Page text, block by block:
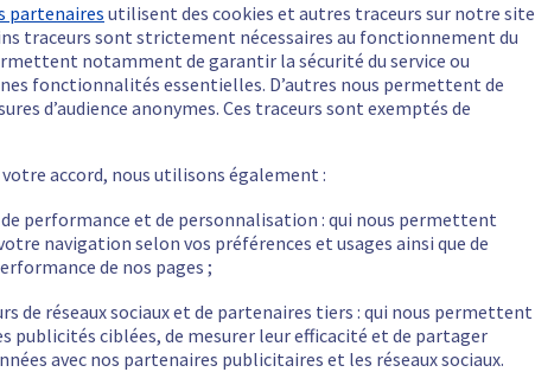
partenaires utilisent des cookies et autres traceurs sur notre site
traceurs sont strictement nécessaires au fonctionnement du
notamment de garantir la sécurité du service ou
fonctionnalités essentielles. D’autres nous permettent de
d’audience anonymes. Ces traceurs sont exemptés de
votre accord, nous utilisons également :
performance et de personnalisation : qui nous permettent
navigation selon vos préférences et usages ainsi que de
de nos pages ;
de réseaux sociaux et de partenaires tiers : qui nous permettent
publicités ciblées, de mesurer leur efficacité et de partager
avec nos partenaires publicitaires et les réseaux sociaux.